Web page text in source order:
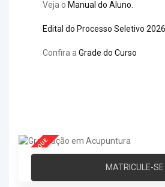
Veja o Manual do Aluno.
Edital do Processo Seletivo
Confira aGrade do Curso
MATRICULE-SE